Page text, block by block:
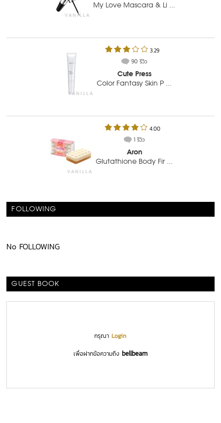
My Love Mascara & Li ...
3.29
90 รีวิว
Cute Press
Color Fantasy Skin P ...
4.00
1 รีวิว
Aron
Glutathione Body Fir ...
FOLLOWING
No FOLLOWING
GUEST BOOK
กรุณาLogin
เพื่อฝากข้อความถึง bellbeam